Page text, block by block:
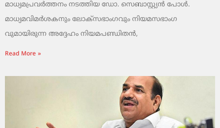
മാധ്യമപ്രവര്‍ത്തനം നടത്തിയ ഡോ. സെബാസ്റ്റ്യന്‍ പോള്‍.
മാധ്യമവിമര്‍ശകനും ലോക്സഭാംഗവും നിയമസഭാംഗ
വുമായിരുന്ന അദ്ദേഹം നിയമപണ്ഡിതന്‍,
Read More »